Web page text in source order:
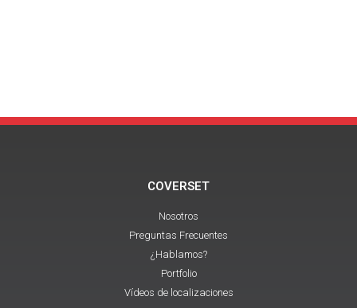
COVERSET
Nosotros
Preguntas Frecuentes
¿Hablamos?
Portfolio
Vídeos de localizaciones